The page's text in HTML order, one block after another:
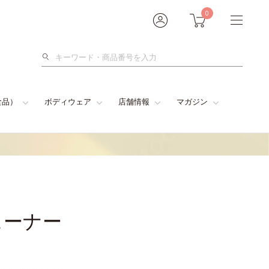
0
検
） ボディウェア 店舗情報 マガジン
ナー